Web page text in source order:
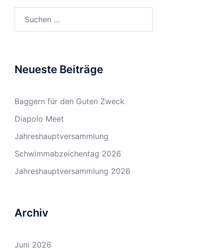
Neueste Beiträge
Baggern für den Guten Zweck
Diapolo Meet
Jahreshauptversammlung
Schwimmabzeichentag 2026
Jahreshauptversammlung 2026
Archiv
Juni 2026